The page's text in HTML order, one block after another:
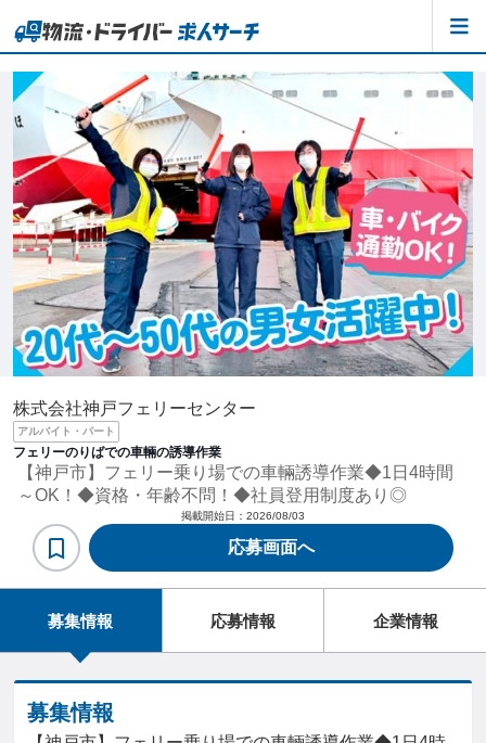
株式会社神戸フェリーセンター
アルバイト・パート
フェリーのりばでの車輛の誘導作業
【神戸市】フェリー乗り場での車輛誘導作業◆1日4時間
～OK！◆資格・年齢不問！◆社員登用制度あり◎
掲載開始日： 2026/08/03
応募画面へ
募集情報 応募情報 企業情報
募集情報